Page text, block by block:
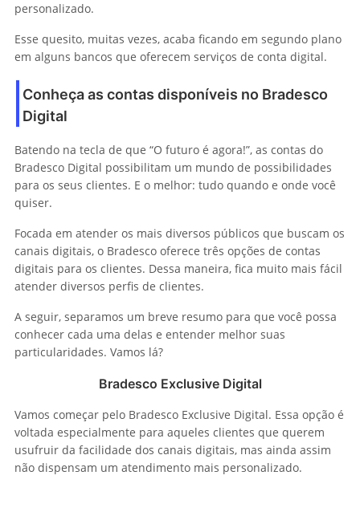
personalizado.
Esse quesito, muitas vezes, acaba ficando em segundo plano
em alguns bancos que oferecem serviços de conta digital.
Conheça as contas disponíveis no Bradesco
Digital
Batendo na tecla de que “O futuro é agora!”, as contas do
Bradesco Digital possibilitam um mundo de possibilidades
para os seus clientes. E o melhor: tudo quando e onde você
quiser.
Focada em atender os mais diversos públicos que buscam os
canais digitais, o Bradesco oferece três opções de contas
digitais para os clientes. Dessa maneira, fica muito mais fácil
atender diversos perfis de clientes.
A seguir, separamos um breve resumo para que você possa
conhecer cada uma delas e entender melhor suas
particularidades. Vamos lá?
Bradesco Exclusive Digital
Vamos começar pelo Bradesco Exclusive Digital. Essa opção é
voltada especialmente para aqueles clientes que querem
usufruir da facilidade dos canais digitais, mas ainda assim
não dispensam um atendimento mais personalizado.